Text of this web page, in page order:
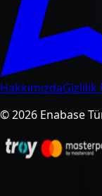
HakkımızdaGizlilik
© 2026 Enabase